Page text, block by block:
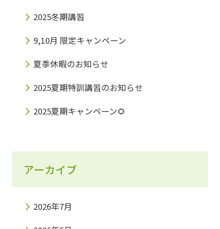
2025冬期講習
9,10月 限定キャンペーン
夏季休暇のお知らせ
2025夏期特訓講習のお知らせ
2025夏期キャンペーン🌻
アーカイブ
2026年7月